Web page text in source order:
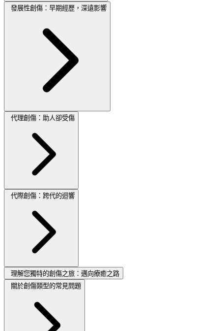
發展性創傷：早期經歷，深遠影響
代理創傷：助人卻受傷
代際創傷：跨代的迴響
理解您獨特的創傷之旅：邁向療癒之路
關於創傷類型的常見問題